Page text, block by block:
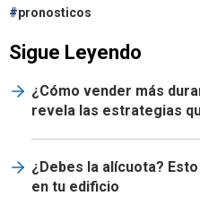
pronosticos
Sigue Leyendo
¿Cómo vender más
revela las estrategias
¿Debes la alícuota?
en tu edificio